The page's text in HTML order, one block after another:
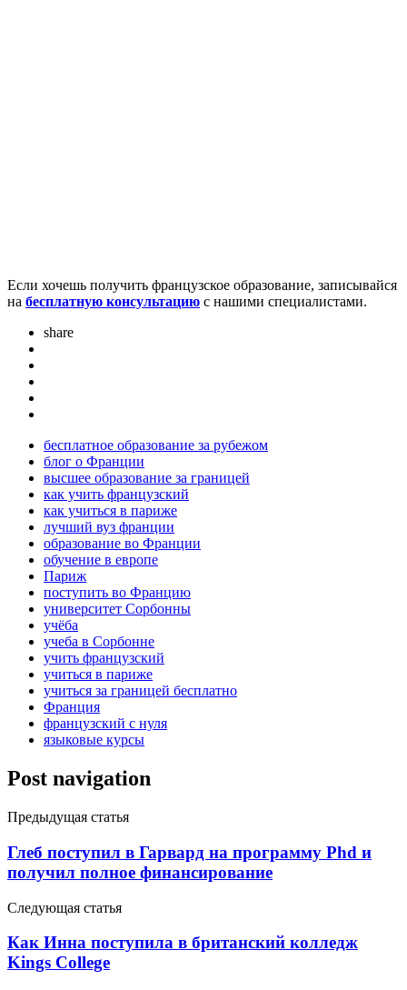
Если хочешь получить французское образование, записывайся
на бесплатную консультацию с нашими специалистами.
share
бесплатное образование за рубежом
блог о Франции
высшее образование за границей
как учить французский
как учиться в париже
лучший вуз франции
образование во Франции
обучение в европе
Париж
поступить во Францию
университет Сорбонны
учёба
учеба в Сорбонне
учить французский
учиться в париже
учиться за границей бесплатно
Франция
французский с нуля
языковые курсы
Post navigation
Предыдущая статья
Глеб поступил в Гарвард на программу Phd и
получил полное финансирование
Следующая статья
Как Инна поступила в британский колледж
Kings College